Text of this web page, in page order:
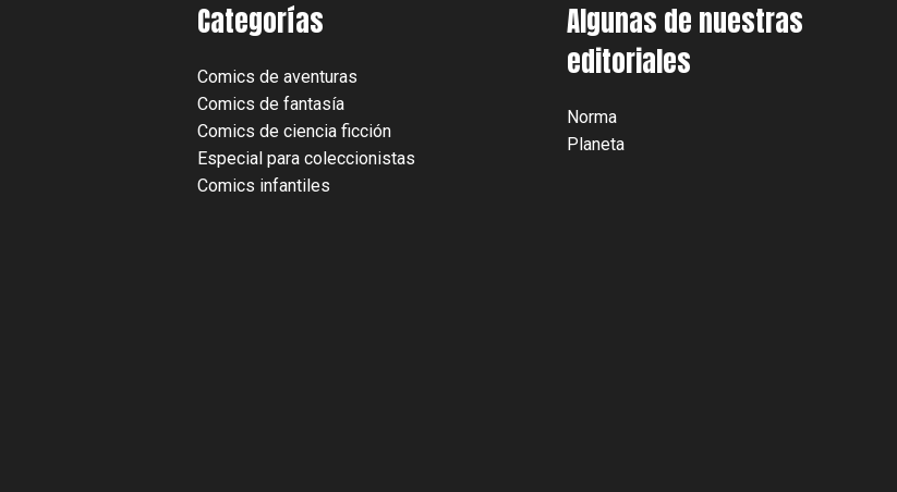
Categorías
Comics de aventuras
Comics de fantasía
Comics de ciencia ficción
Especial para coleccionistas
Comics infantiles
Algunas de nuestras
editoriales
Norma
Planeta